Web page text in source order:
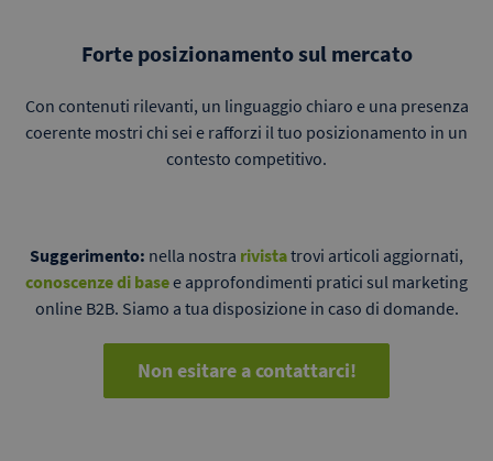
Forte posizionamento sul mercato
Con contenuti rilevanti, un linguaggio chiaro e una presenza
coerente mostri chi sei e rafforzi il tuo posizionamento in un
contesto competitivo.
Suggerimento: nella nostra rivistatrovi articoli aggiornati,
conoscenze di basee approfondimenti pratici sul marketing
online B2B. Siamo a tua disposizione in caso di domande.
Non esitare a contattarci!